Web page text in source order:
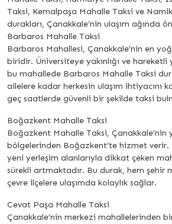
Taksi, Kemalpaşa Mahalle Taksi ve
durakları, Çanakkale’nin ulaşım ağında
Barbaros Mahalle Taksi
Barbaros Mahallesi, Çanakkale’nin en
biridir. Üniversiteye yakınlığı ve hareketli
bu mahallede Barbaros Mahalle Taksi
ailelere kadar herkesin ulaşım ihtiyacını
geç saatlerde güvenli bir şekilde taksi
Boğazkent Mahalle Taksi
Boğazkent Mahalle Taksi, Çanakkale’nin
bölgelerinden Boğazkent’te hizmet verir.
yeni yerleşim alanlarıyla dikkat çeken
sürekli artmaktadır. Bu durak, hem şehir
çevre ilçelere ulaşımda kolaylık sağlar.
Cevat Paşa Mahalle Taksi
Çanakkale’nin merkezi mahallelerinden